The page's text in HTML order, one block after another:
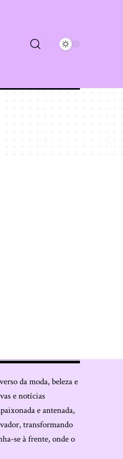
da moda, beleza e
e notícias
e antenada,
transformando
se à frente, onde o